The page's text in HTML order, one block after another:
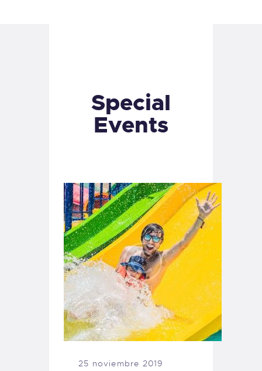
Special
Events
25 noviembre 2019